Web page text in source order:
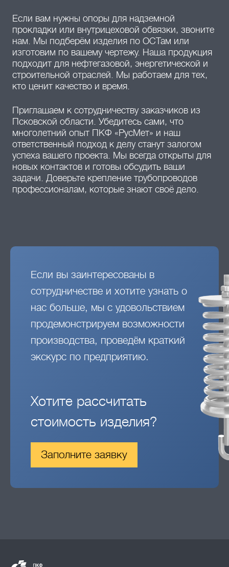
Если вам нужны опоры для надземной
прокладки или внутрицеховой обвязки, звоните
нам. Мы подберём изделия по ОСТам или
изготовим по вашему чертежу. Наша продукция
подходит для нефтегазовой, энергетической и
строительной отраслей. Мы работаем для тех,
кто ценит качество и время.
Приглашаем к сотрудничеству заказчиков из
Псковской области. Убедитесь сами, что
многолетний опыт ПКФ «РусМет» и наш
ответственный подход к делу станут залогом
успеха вашего проекта. Мы всегда открыты для
новых контактов и готовы обсудить ваши
задачи. Доверьте крепление трубопроводов
профессионалам, которые знают своё дело.
Если вы заинтересованы в
сотрудничестве и хотите узнать о
нас больше, мы с удовольствием
продемонстрируем возможности
производства, проведём краткий
экскурс по предприятию.
Хотите рассчитать
стоимость изделия?
Заполните заявку